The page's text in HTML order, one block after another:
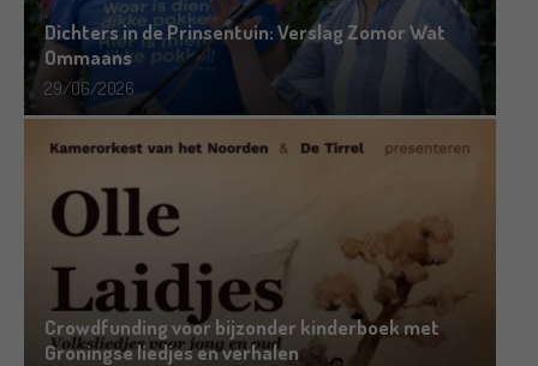
Dichters in de Prinsentuin: Verslag Zomor Wat
Ommaans
29/06/2026
Crowdfunding voor bijzonder kinderboek met
Groningse liedjes en verhalen